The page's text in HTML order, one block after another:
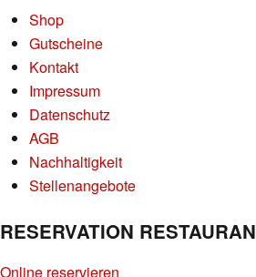
Shop
Gutscheine
Kontakt
Impressum
Datenschutz
AGB
Nachhaltigkeit
Stellenangebote
RESERVATION
Online reservieren